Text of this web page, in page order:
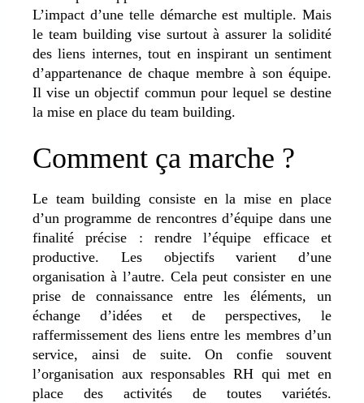
L’impact d’une telle démarche est multiple. Mais
le team building vise surtout à assurer la solidité
des liens internes, tout en inspirant un sentiment
d’appartenance de chaque membre à son équipe.
Il vise un objectif commun pour lequel se destine
la mise en place du team building.
Comment ça marche ?
Le team building consiste en la mise en place
d’un programme de rencontres d’équipe dans une
finalité précise : rendre l’équipe efficace et
productive. Les objectifs varient d’une
organisation à l’autre. Cela peut consister en une
prise de connaissance entre les éléments, un
échange d’idées et de perspectives, le
raffermissement des liens entre les membres d’un
service, ainsi de suite. On confie souvent
l’organisation aux responsables RH qui met en
place des activités de toutes variétés.